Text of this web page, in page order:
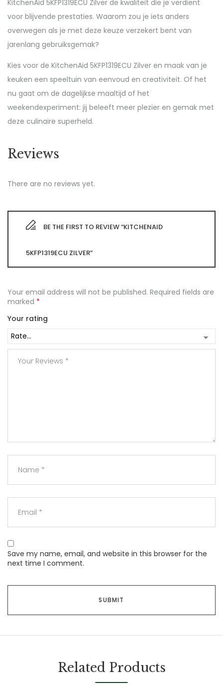
KitchenAid 5KFP1319ECU Zilver de kwaliteit die je verdient
voor blijvende prestaties. Waarom zou je iets anders
overwegen als je met deze keuze verzekert bent van
jarenlang gebruiksgemak?
Kies voor de KitchenAid 5KFP1319ECU Zilver en maak van je
keuken een speeltuin van eenvoud en creativiteit. Of het
nu gaat om de dagelijkse maaltijd of het
weekendexperiment: jij beleeft meer plezier en gemak met
deze culinaire superheld.
Reviews
There are no reviews yet.
BE THE FIRST TO REVIEW “KITCHENAID
5KFP1319ECU ZILVER”
Your email address will not be published. Required fields are
marked *
Your rating
Save my name, email, and website in this browser for the
next time I comment.
Related Products